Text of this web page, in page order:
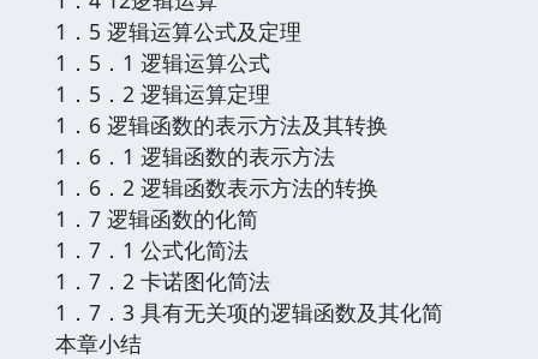
1．5 逻辑运算公式及定理
1．5．1 逻辑运算公式
1．5．2 逻辑运算定理
1．6 逻辑函数的表示方法及其转换
1．6．1 逻辑函数的表示方法
1．6．2 逻辑函数表示方法的转换
1．7 逻辑函数的化简
1．7．1 公式化简法
1．7．2 卡诺图化简法
1．7．3 具有无关项的逻辑函数及其化简
本章小结